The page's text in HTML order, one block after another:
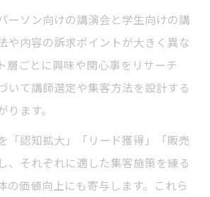
の成功を支えるターゲット策
集客成功事例に学ぶターゲット戦
で人が集まらない理由の分析
会集客の基本と注意点
で失敗しない準備のポイント
ができない理由と対策
の基本に立ち返る重要性
ーソン向けの講演会と学生向けの講
や内容の訴求ポイントが大きく異な
層ごとに興味や関心事をリサーチ
いて講師選定や集客方法を設計する
ます。
「認知拡大」「リード獲得」「販売
、それぞれに適した集客施策を練る
の価値向上にも寄与します。これら